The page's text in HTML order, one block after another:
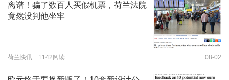
离谱！骗了数百人买假机票，荷兰法院
竟然没判他坐牢
荷兰快讯 1142阅读 08-02